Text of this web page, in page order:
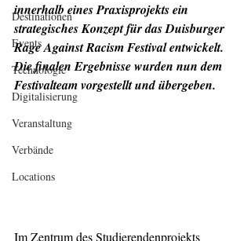
Destinationen
Events
Technologie
Digitalisierung
Veranstaltung
Verbände
Locations
innerhalb eines Praxisprojekts ein
strategisches Konzept für das Duisburger
Rage Against Racism Festival entwickelt.
Die finalen Ergebnisse wurden nun dem
Festivalteam vorgestellt und übergeben.
Im Zentrum des Studierendenprojekts